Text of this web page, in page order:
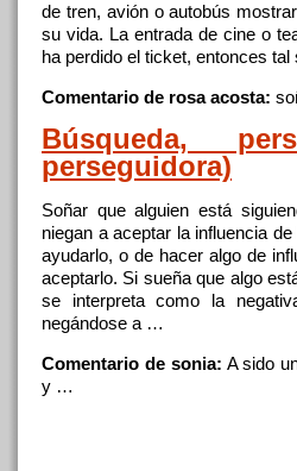
de tren, avión o autobús
su vida. La entrada de cine o
ha perdido el ticket, entonces
Comentario de rosa acosta:
Búsqueda,
perseguidora)
Soñar quealguien está
niegan a aceptar la influencia
ayudarlo, o de hacer algo de
aceptarlo. Si sueñaque algo
se interpreta como la
negándose a …
Comentario de sonia: A sido
y …